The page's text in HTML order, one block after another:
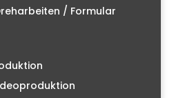
/ Formular